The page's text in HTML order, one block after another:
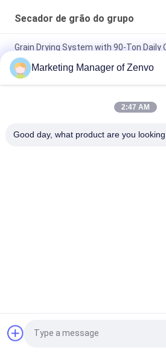
Secador de grão do grupo
Grain Drying System with 90-Ton Daily
Secador de grãos de 30 toneladas por
e poupança de energia
Secador de grãos de sementes de
130°C 16.603kw
Fornalha Da
Biomassa
Pedir um
Marketing Manager of Zenvo
2:47 AM
Good day, what product are you